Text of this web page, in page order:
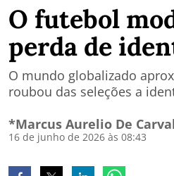
O futebol
perda de
O mundo globalizado
roubou das seleções a
*Marcus Aurelio De
16 de junho de 2026 às 08:43